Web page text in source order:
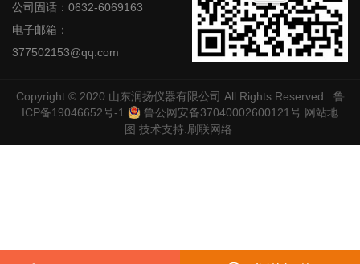
公司固话：0632-6069163
电子邮箱：
377502153@qq.com
Copyright © 2020 山东润扬仪器有限公司 All Rights Reserved 鲁
ICP备19046652号-1
鲁公网安备37040002600121号 网站地
图 技术支持:刷联网络